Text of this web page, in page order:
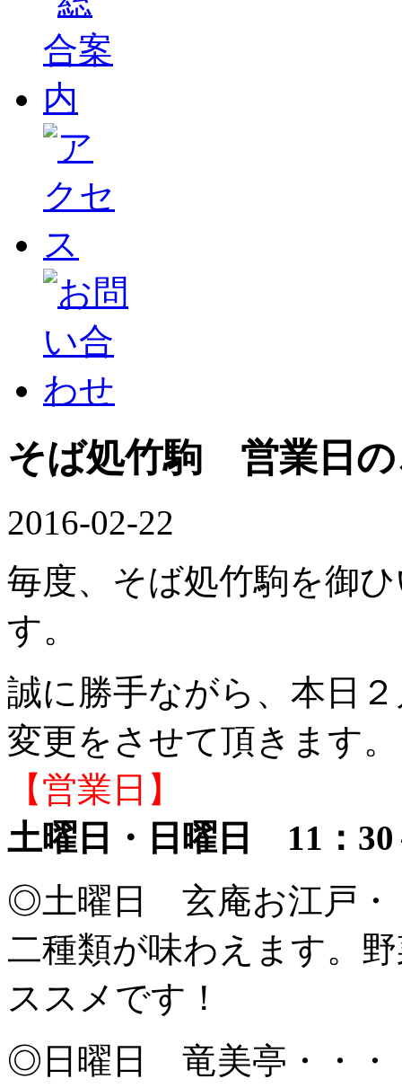
そば処竹駒 営業日の
2016-02-22
毎度、そば処竹駒を御
す。
誠に勝手ながら、本日
変更をさせて頂きます。
【営業日】
土曜日・日曜日 11：30
◎土曜日 玄庵お江戸・
二種類が味わえます。
ススメです！
◎日曜日 竜美亭・・・